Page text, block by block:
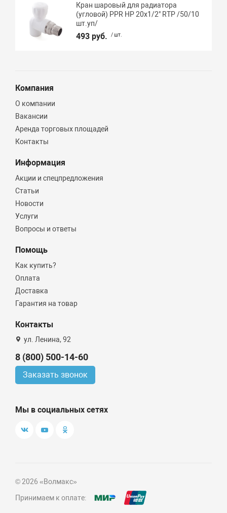
Кран шаровый для радиатора
(угловой) PPR НР 20х1/2" RTP /50/10
шт.уп/
493 руб. / шт.
Компания
О компании
Вакансии
Аренда торговых площадей
Контакты
Информация
Акции и спецпредложения
Статьи
Новости
Услуги
Вопросы и ответы
Помощь
Как купить?
Оплата
Доставка
Гарантия на товар
Контакты
ул. Ленина, 92
8 (800) 500-14-60
Заказать звонок
Мы в социальных сетях
© 2026 «Волмакс»
Принимаем к оплате: